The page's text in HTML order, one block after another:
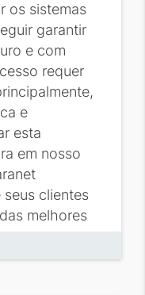
os sistemas
garantir
e com
requer
e
esta
em nosso
clientes
melhores